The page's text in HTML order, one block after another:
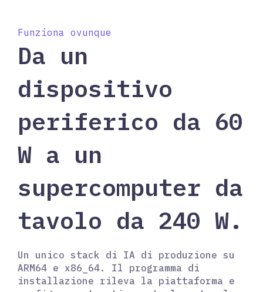
Funziona ovunque
Da un
dispositivo
periferico da 60
W a un
supercomputer da
tavolo da 240 W.
Un unico stack di IA di produzione su
ARM64 e x86_64. Il programma di
installazione rileva la piattaforma e